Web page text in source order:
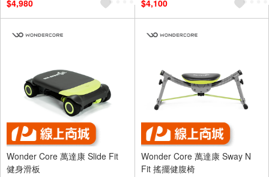
$4,980
$4,100
Wonder Core 萬達康 Slide Fit
健身滑板
Wonder Core 萬達康 Sway N
Fit 搖擺健腹椅